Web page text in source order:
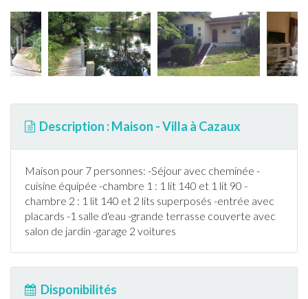
Description : Maison - Villa à Cazaux
Maison pour 7 personnes: -Séjour avec cheminée -
cuisine équipée -chambre 1 : 1 lit 140 et 1 lit 90 -
chambre 2 : 1 lit 140 et 2 lits superposés -entrée avec
placards -1 salle d'eau -grande terrasse couverte avec
salon de jardin -garage 2 voitures
Disponibilités